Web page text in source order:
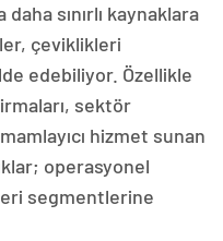
sınırlı kaynaklara
çeviklikleri
edebiliyor. Özellikle
sektör
hizmet sunan
operasyonel
segmentlerine